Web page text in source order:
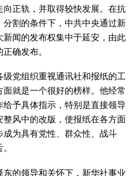
向正轨，并取得较快发展。在抗
分割的条件下，中共中央通过新
闻的发布权集中于延安，由此
确发布。
级党组织重视通讯社和报纸的工
就是一个很好的榜样。他经常
予具体指示，特别是直接领导
风中的改版，使报纸在各方面
成为具有党性、群众性、战斗
东的领导和关怀下，新华社事业